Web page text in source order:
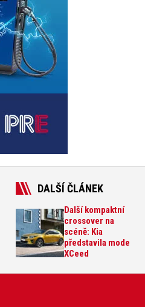
DALŠÍ ČLÁNEK
Další kompaktní
crossover na
scéně: Kia
představila mode
XCeed